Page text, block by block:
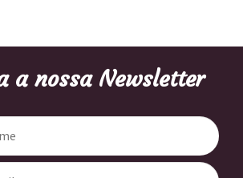
a nossa Newsletter